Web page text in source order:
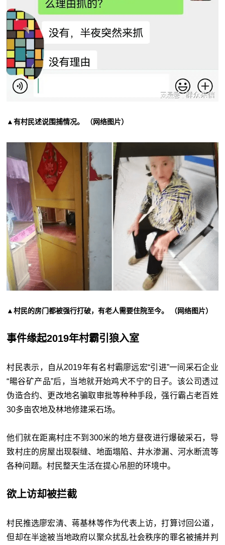
▲有村民述说围捕情况。 （网络图片）
▲村民的房门都被强行打破，有老人需要住院至今。 （网络图片）
事件缘起2019年村霸引狼入室
村民表示，自从2019年有名村霸廖远宏“引进”一间采石企业
“暘谷矿产品”后，当地就开始鸡犬不宁的日子。该公司透过
伪造合约、更改地名骗取审批等种种手段，强行霸占老百姓
30多亩农地及林地修建采石场。
他们就在距离村庄不到300米的地方昼夜进行爆破采石，导
致村庄的房屋出现裂缝、地面塌陷、井水渗漏、河水断流等
各种问题。村民整天生活在提心吊胆的环境中。
欲上访却被拦截
村民推选廖宏清、蒋基林等作为代表上访，打算讨回公道，
但却在半途被当地政府以聚众扰乱社会秩序的罪名被捕并判